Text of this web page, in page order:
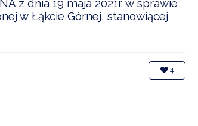
ALT
KULTURA
z dnia 19 maja 2021r. w sprawie
w Łąkcie Górnej, stanowiącej
4